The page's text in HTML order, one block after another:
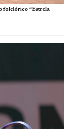
folclórico “Estrela